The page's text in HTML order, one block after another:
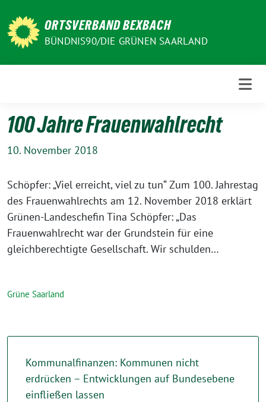
zum
Inhalt
ORTSVERBAND BEXBACH
BÜNDNIS90/DIE GRÜNEN SAARLAND
100 Jahre Frauenwahlrecht
10. November 2018
Schöpfer: „Viel erreicht, viel zu tun“ Zum 100. Jahrestag
des Frauenwahlrechts am 12. November 2018 erklärt
Grünen-Landeschefin Tina Schöpfer: „Das
Frauenwahlrecht war der Grundstein für eine
gleichberechtigte Gesellschaft. Wir schulden…
Grüne Saarland
Kommunalfinanzen: Kommunen nicht
erdrücken – Entwicklungen auf Bundesebene
einfließen lassen